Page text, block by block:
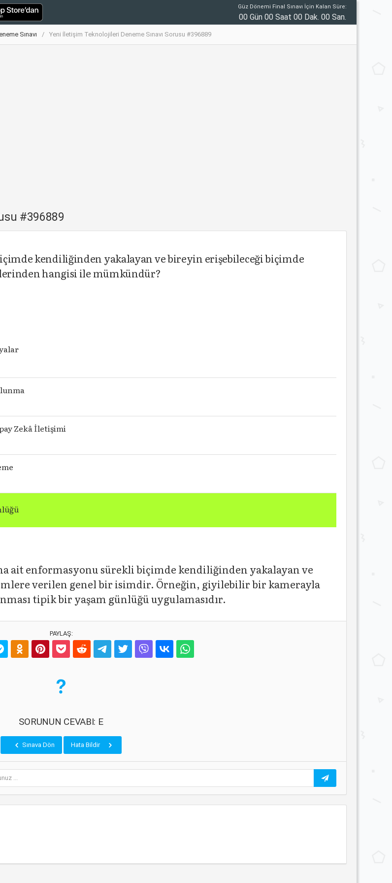
Güz Dönemi Final Sınavı İçin Kalan Süre:
00 Gün 00 Saat 00 Dak. 00 San.
Sınavı Yeni İletişim Teknolojileri Deneme Sınavı Sorusu #396889
#396889
kendiliğinden yakalayan ve bireyin erişebileceği biçimde
hangisi ile mümkündür?
Zekâ İletişimi
ait enformasyonu sürekli biçimde kendiliğinden yakalayan ve
verilen genel bir isimdir. Örneğin, giyilebilir bir kamerayla
tipik bir yaşam günlüğü uygulamasıdır.
PAYLAŞ:
SORUNUN CEVABI: E
Sınava Dön Hata Bildir